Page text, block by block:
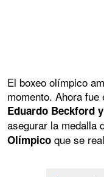
El boxeo olímpico
momento. Ahora
Eduardo Beckford
asegurar la medalla
Olímpico que se